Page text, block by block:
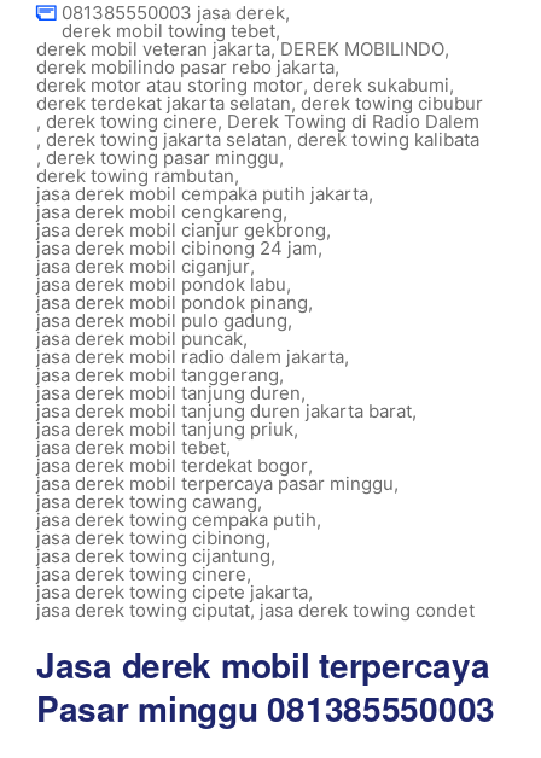
081385550003 jasa derek,
derek mobil towing tebet,
derek mobil veteran jakarta,DEREK MOBILINDO,
derek mobilindo pasar rebo jakarta,
derek motor atau storing motor, derek sukabumi,
derek terdekat jakarta selatan, derek towing cibubur
, derek towing cinere, Derek Towing di Radio Dalem
, derek towing jakarta selatan, derek towing kalibata
, derek towing pasar minggu,
derek towing rambutan,
jasa derek mobil cempaka putih jakarta,
jasa derek mobil cengkareng,
jasa derek mobil cianjur gekbrong,
jasa derek mobil cibinong 24 jam,
jasa derek mobil ciganjur,
jasa derek mobil pondok labu,
jasa derek mobil pondok pinang,
jasa derek mobil pulo gadung,
jasa derek mobil puncak,
jasa derek mobil radio dalem jakarta,
jasa derek mobil tanggerang,
jasa derek mobil tanjung duren,
jasa derek mobil tanjung duren jakarta barat,
jasa derek mobil tanjung priuk,
jasa derek mobil tebet,
jasa derek mobil terdekat bogor,
jasa derek mobil terpercaya pasar minggu,
jasa derek towing cawang,
jasa derek towing cempaka putih,
jasa derek towing cibinong,
jasa derek towing cijantung,
jasa derek towing cinere,
jasa derek towing cipete jakarta,
jasa derek towing ciputat, jasa derek towing condet
Jasa derek mobil terpercaya
Pasar minggu 081385550003